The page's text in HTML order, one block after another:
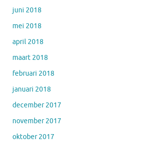
juni 2018
mei 2018
april 2018
maart 2018
februari 2018
januari 2018
december 2017
november 2017
oktober 2017